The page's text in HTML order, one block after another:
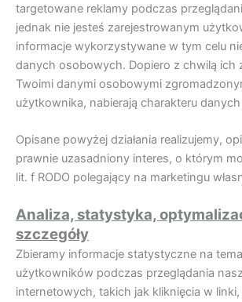
targetowane reklamy podczas
jednak nie jesteś zarejestrowanym
informacje wykorzystywane w tym celu
danych osobowych. Dopiero z chwilą ich
Twoimi danymi osobowymi
użytkownika, nabierają charakteru
Opisane powyżej działania realizujemy,
prawnie uzasadniony interes, o którym
lit. f RODO polegający na marketingu
Analiza, statystyka,
szczegóły
Zbieramy informacje statystyczne na
użytkowników podczas przeglądania
internetowych, takich jak kliknięcia w linki,